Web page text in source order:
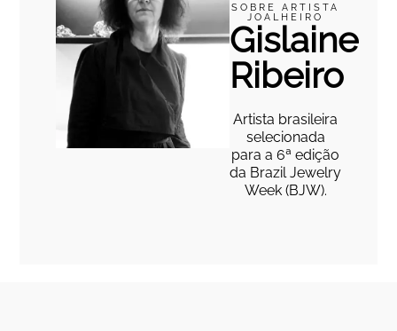
SOBRE ARTISTA
JOALHEIRO
Gislaine
Ribeiro
Artista brasileira
selecionada
para a 6ª edição
da Brazil Jewelry
Week (BJW).